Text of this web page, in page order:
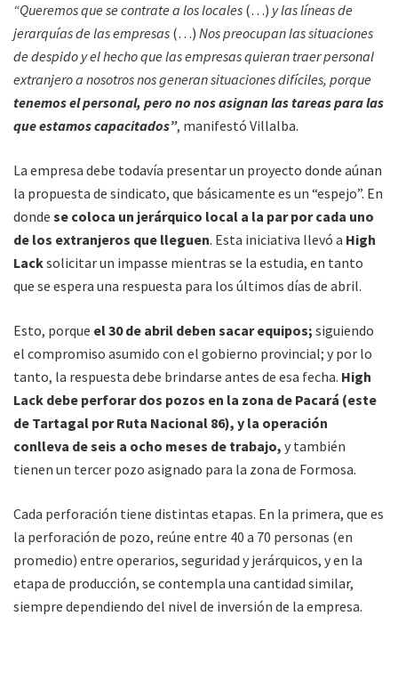
“Queremos que se contrate a los locales (…) y las líneas de
jerarquías de las empresas (…) Nos preocupan las situaciones
de despido y el hecho que las empresas quieran traer personal
extranjero a nosotros nos generan situaciones difíciles, porque
tenemos el personal, pero no nos asignan las tareas para las
que estamos capacitados”, manifestó Villalba.
La empresa debe todavía presentar un proyecto donde aúnan
la propuesta de sindicato, que básicamente es un “espejo”. En
donde se coloca un jerárquico local a la par por cada uno
de los extranjeros que lleguen. Esta iniciativa llevó a High
Lacksolicitar un impasse mientras se la estudia, en tanto
que se espera una respuesta para los últimos días de abril.
Esto, porque el 30 de abril deben sacar equipos; siguiendo
el compromiso asumido con el gobierno provincial; y por lo
tanto, la respuesta debe brindarse antes de esa fecha. High
Lack debe perforar dos pozos en la zona de Pacará (este
de Tartagal por Ruta Nacional 86), y la operación
conlleva de seis a ocho meses de trabajo, y también
tienen un tercer pozo asignado para la zona de Formosa.
Cada perforación tiene distintas etapas. En la primera, que es
la perforación de pozo, reúne entre 40 a 70 personas (en
promedio) entre operarios, seguridad y jerárquicos, y en la
etapa de producción, se contempla una cantidad similar,
siempre dependiendo del nivel de inversión de la empresa.